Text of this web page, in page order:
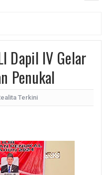
Dapil lV Gelar
Penukal
Terkini